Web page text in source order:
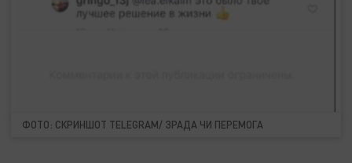
ФОТО: СКРИНШОТ TELEGRAM/ ЗРАДА ЧИ ПЕРЕМОГА